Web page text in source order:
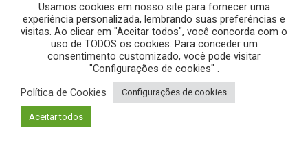
© GEGE PRODUÇÕES – TODOS OS DIREITOS RESERVADOS.
POLÍTICA DE PRIVACIDADE
Usamos cookies em nosso site para fornecer uma
experiência personalizada, lembrando suas preferências e
visitas. Ao clicar em "Aceitar todos", você concorda com o
uso de TODOS os cookies. Para conceder um
consentimento customizado, você pode visitar
"Configurações de cookies" .
Política de Cookies
Configurações de cookies
Aceitar todos